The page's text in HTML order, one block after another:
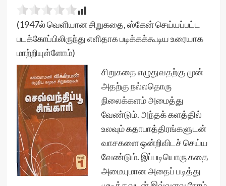
(1947ல் வெளியான சிறுகதை, ஸ்கேன் செய்யப்பட்ட
படக்கோப்பிலிருந்து எளிதாக படிக்கக்கூடிய உரையாக
மாற்றியுள்ளோம்)
சிறுகதை எழுதுவதற்கு முன்
அதற்கு நல்லதொரு
நிலைக்களம் அமைத்து
வேண்டும். அந்தக் களத்தில்
உலவும் கதாபாத்திரங்களுடன்
வாசகளை ஒன்றிவிடச் செய்ய
வேண்டும். இப்படியொரு கதை
அமையுமான அதைப் படித்து